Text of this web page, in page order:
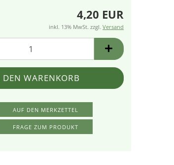
4,20 EUR
inkl. 13% MwSt. zzgl. Versand
AUF DEN MERKZETTEL
FRAGE ZUM PRODUKT